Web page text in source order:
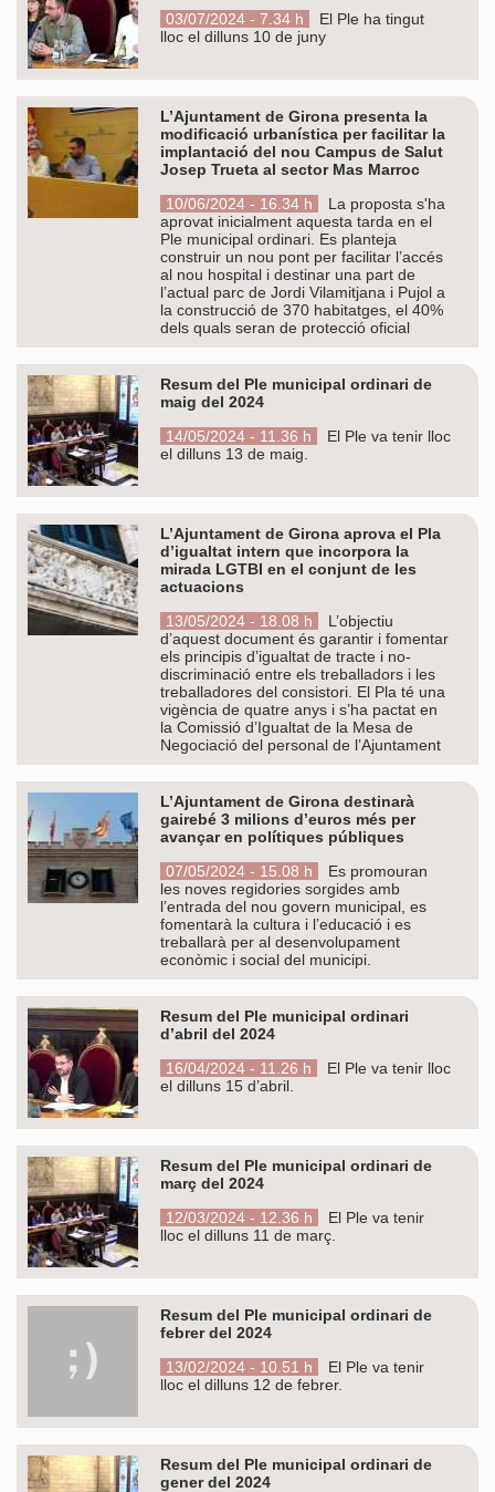
03/07/2024 - 7.34 h
El Ple ha tingut
lloc el dilluns 10 de juny
L’Ajuntament de Girona presenta la
modificació urbanística per facilitar la
implantació del nou Campus de Salut
Josep Trueta al sector Mas Marroc
10/06/2024 - 16.34 h
La proposta s'ha
aprovat inicialment aquesta tarda en el
Ple municipal ordinari. Es planteja
construir un nou pont per facilitar l’accés
al nou hospital i destinar una part de
l’actual parc de Jordi Vilamitjana i Pujol a
la construcció de 370 habitatges, el 40%
dels quals seran de protecció oficial
Resum del Ple municipal ordinari de
maig del 2024
14/05/2024 - 11.36 h
El Ple va tenir lloc
el dilluns 13 de maig.
L’Ajuntament de Girona aprova el Pla
d’igualtat intern que incorpora la
mirada LGTBI en el conjunt de les
actuacions
13/05/2024 - 18.08 h
L’objectiu
d’aquest document és garantir i fomentar
els principis d’igualtat de tracte i no-
discriminació entre els treballadors i les
treballadores del consistori. El Pla té una
vigència de quatre anys i s’ha pactat en
la Comissió d’Igualtat de la Mesa de
Negociació del personal de l’Ajuntament
L’Ajuntament de Girona destinarà
gairebé 3 milions d’euros més per
avançar en polítiques públiques
07/05/2024 - 15.08 h
Es promouran
les noves regidories sorgides amb
l’entrada del nou govern municipal, es
fomentarà la cultura i l’educació i es
treballarà per al desenvolupament
econòmic i social del municipi.
Resum del Ple municipal ordinari
d’abril del 2024
16/04/2024 - 11.26 h
El Ple va tenir lloc
el dilluns 15 d’abril.
Resum del Ple municipal ordinari de
març del 2024
12/03/2024 - 12.36 h
El Ple va tenir
lloc el dilluns 11 de març.
Resum del Ple municipal ordinari de
febrer del 2024
13/02/2024 - 10.51 h
El Ple va tenir
lloc el dilluns 12 de febrer.
Resum del Ple municipal ordinari de
gener del 2024